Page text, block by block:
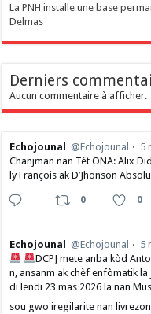
La PNH installe une base
Delmas
Derniers
Aucun commentaire à afficher.
Echojounal @Echojounal
5
Chanjman nan Tèt ONA: Alix
ly François ak D’Jhonson
0 0
Echojounal @Echojounal
5
DCPJ mete anba kòd
n, ansanm ak chèf enfòmatik
di lendi 23 mas 2026 la nan
sou gwo iregilarite nan